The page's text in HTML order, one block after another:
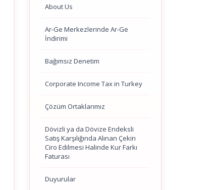
About Us
Ar-Ge Merkezlerinde Ar-Ge
İndirimi
Bağımsız Denetim
Corporate Income Tax in Turkey
Çözüm Ortaklarımız
Dövizli ya da Dövize Endeksli
Satış Karşılığında Alınan Çekin
Ciro Edilmesi Halinde Kur Farkı
Faturası
Duyurular